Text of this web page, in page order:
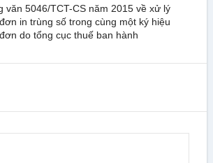
văn 5046/TCT-CS năm 2015 về xử lý
in trùng số trong cùng một ký hiệu
do tổng cục thuế ban hành